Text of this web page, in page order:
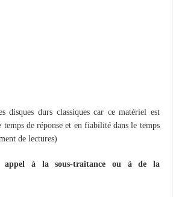
disques durs classiques car ce matériel est
temps de réponse et en fiabilité dans le temps
de lectures)
appel à la sous-traitance ou à de la